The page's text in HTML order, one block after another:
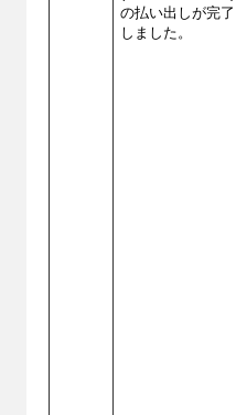
の払い出しが完了
しました。